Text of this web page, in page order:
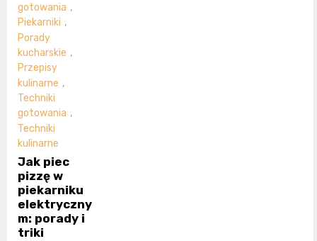
gotowania ,
Piekarniki ,
Porady
kucharskie ,
Przepisy
kulinarne ,
Techniki
gotowania ,
Techniki
kulinarne
Jak piec
pizzę w
piekarniku
elektryczny
m: porady i
triki